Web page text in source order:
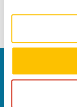
tykkere end Mirkas
Vil du gerne